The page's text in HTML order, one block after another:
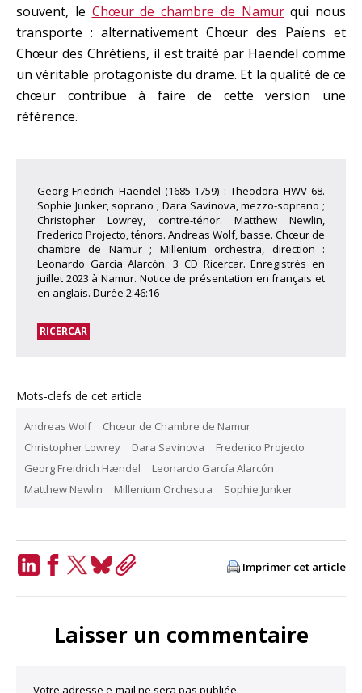
souvent, le Chœur de chambre de Namurqui nous
transporte : alternativement Chœur des Païens et
Chœur des Chrétiens, il est traité par Haendel comme
un véritable protagoniste du drame. Et la qualité de ce
chœur contribue à faire de cette version une
référence.
Georg Friedrich Haendel (1685-1759) : Theodora HWV 68.
Sophie Junker, soprano ; Dara Savinova, mezzo-soprano ;
Christopher Lowrey, contre-ténor. Matthew Newlin,
Frederico Projecto, ténors. Andreas Wolf, basse. Chœur de
chambre de Namur ; Millenium orchestra, direction :
Leonardo García Alarcón. 3 CD Ricercar. Enregistrés en
juillet 2023 à Namur. Notice de présentation en français et
en anglais. Durée 2:46:16
RICERCAR
Mots-clefs de cet article
Andreas Wolf
Chœur de Chambre de Namur
Christopher Lowrey
Dara Savinova
Frederico Projecto
Georg Freidrich Hændel
Leonardo García Alarcón
Matthew Newlin
Millenium Orchestra Sophie Junker
Imprimer cet article
Laisser un commentaire
Votre adresse e-mail ne sera pas publiée.